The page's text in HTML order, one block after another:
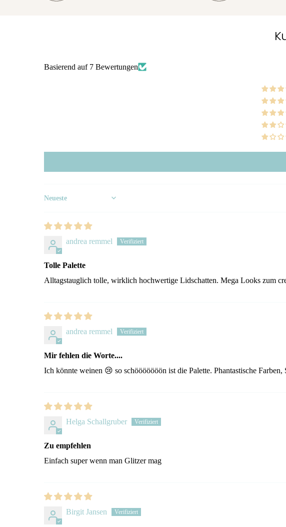
Basierend auf 7 Bewertungen
Sort by
andrea remmel
Tolle Palette
Alltagstauglich tolle, wirklich hochwertige Lidschatten. Mega Looks zum
andrea remmel
Mir fehlen die Worte....
Ich könnte weinen 😢 so schööööööön ist die Palette. Phantastische
Helga Schallgruber
Zu empfehlen
Einfach super wenn man Glitzer mag
Birgit Jansen